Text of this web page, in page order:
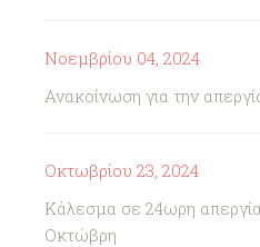
Νοεμβρίου 04, 2024
Ανακοίνωση για την
Οκτωβρίου 23, 2024
Κάλεσμα σε 24ωρη
Οκτώβρη